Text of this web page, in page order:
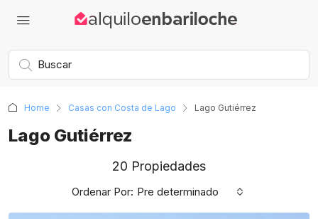
Home Casas con Costa de Lago Lago Gutiérrez
Lago Gutiérrez
20 Propiedades
Ordenar Por: Pre determinado